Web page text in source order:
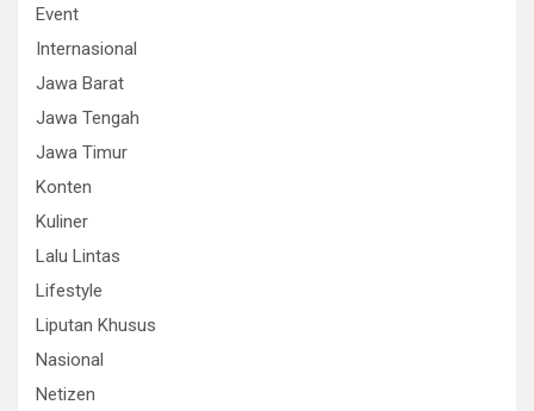
Event
Internasional
Jawa Barat
Jawa Tengah
Jawa Timur
Konten
Kuliner
Lalu Lintas
Lifestyle
Liputan Khusus
Nasional
Netizen